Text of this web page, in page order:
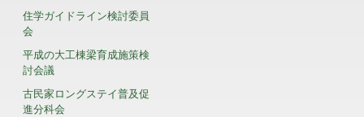
住学ガイドライン検討委員
会
平成の大工棟梁育成施策検
討会議
古民家ロングステイ普及促
進分科会